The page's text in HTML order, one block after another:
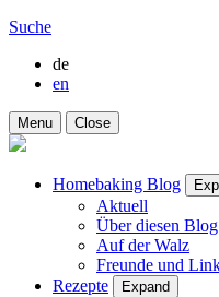
Suche
de
en
Menu Close
Homebaking Blog
Aktuell
Über diesen Blog
Auf der Walz
Freunde und
Rezepte
Expand